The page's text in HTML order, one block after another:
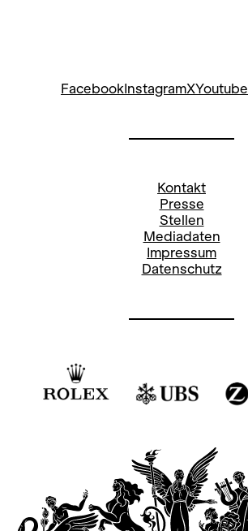
Social Media Oper:
stefanie.paul@opernhaus.ch
FacebookInstagramXYoutube
Kontakt
Presse
Stellen
Mediadaten
Impressum
Datenschutz